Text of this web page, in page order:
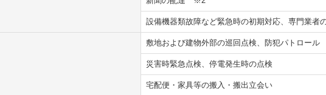
設備機器類故障など緊急時の初期対応、専門業者
敷地および建物外部の巡回点検、防犯パトロール
災害時緊急点検、停電発生時の点検
宅配便・家具等の搬入・搬出立会い